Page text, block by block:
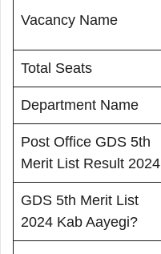
Vacancy Name
Total Seats
Department Name
Post Office GDS 5th
Merit List Result 2024
GDS 5th Merit List
2024 Kab Aayegi?